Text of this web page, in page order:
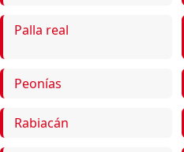
Palla real
Peonías
Rabiacán